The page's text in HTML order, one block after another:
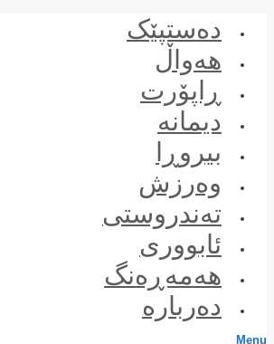
دەستپێک
هەواڵ
ڕاپۆرت
دیمانە
بیروڕا
وەرزش
تەندروستی
ئابووری
هەمەڕەنگ
دەربارە
Menu